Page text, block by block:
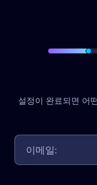
설정이 완료되면 어